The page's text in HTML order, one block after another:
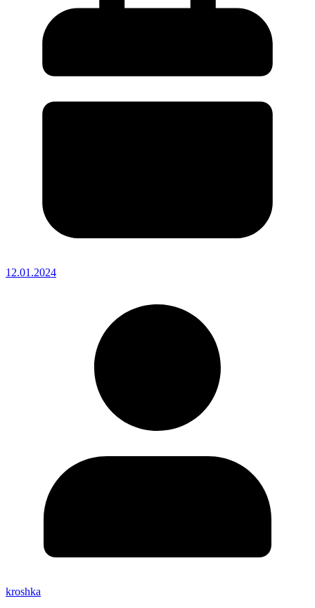
12.01.2024
kroshka